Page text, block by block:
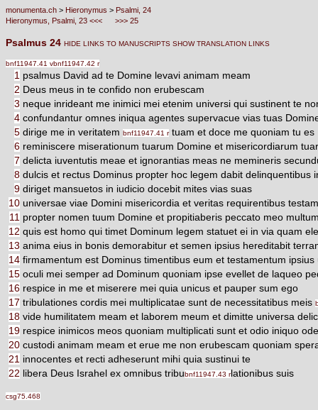
monumenta.ch > Hieronymus > Psalmi, 24
Hieronymus, Psalmi, 23 <<<
>>> 25
Psalmus 24 HIDE LINKS TO MANUSCRIPTS SHOW TRANSLATION LINKS
bnf11947.41 vbnf11947.42 r
1 psalmus David ad te Domine levavi animam meam
2 Deus meus in te confido non erubescam
3 neque inrideant me inimici mei etenim universi qui sustinent te
4 confundantur omnes iniqua agentes supervacue vias tuas
5 dirige me in veritatem bnf11947.41 rtuam et doce me quoniam tu es
6 reminiscere miserationum tuarum Domine et misericordiarum
7 delicta iuventutis meae et ignorantias meas ne memineris
8 dulcis et rectus Dominus propter hoc legem dabit delinquentibus
9 diriget mansuetos in iudicio docebit mites vias suas
10 universae viae Domini misericordia et veritas requirentibus
11 propter nomen tuum Domine et propitiaberis peccato meo
12 quis est homo qui timet Dominum legem statuet ei in via quam
13 anima eius in bonis demorabitur et semen ipsius hereditabit
14 firmamentum est Dominus timentibus eum et testamentum ipsius
15 oculi mei semper ad Dominum quoniam ipse evellet de laqueo
16 respice in me et miserere mei quia unicus et pauper sum ego
17 tribulationes cordis mei multiplicatae sunt de necessitatibus meis
18 vide humilitatem meam et laborem meum et dimitte universa
19 respice inimicos meos quoniam multiplicati sunt et odio iniquo
20 custodi animam meam et erue me non erubescam quoniam
21 innocentes et recti adheserunt mihi quia sustinui te
22 libera Deus Israhel ex omnibus tribubnf11947.43 rlationibus suis
csg75.468